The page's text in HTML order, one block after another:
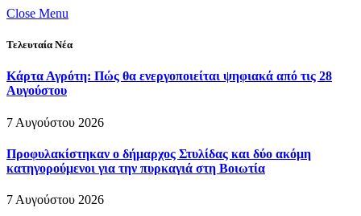
Close Menu
Τελευταία Νέα
Κάρτα Αγρότη: Πώς θα ενεργοποιείται ψηφιακά από τις 28
Αυγούστου
7 Αυγούστου 2026
Προφυλακίστηκαν ο δήμαρχος Στυλίδας και δύο ακόμη
κατηγορούμενοι για την πυρκαγιά στη Βοιωτία
7 Αυγούστου 2026